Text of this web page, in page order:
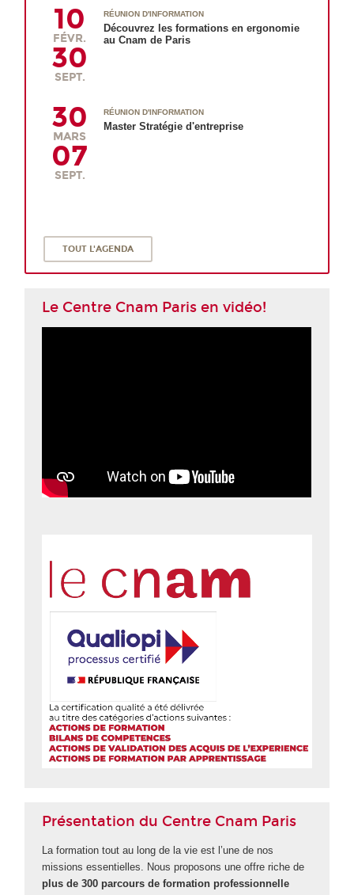
10
FÉVR.
30
SEPT.
RÉUNION D'INFORMATION
Découvrez les formations en ergonomie
au Cnam de Paris
30
MARS
07
SEPT.
RÉUNION D'INFORMATION
Master Stratégie d'entreprise
TOUT L'AGENDA
Le Centre Cnam Paris en vidéo!
Présentation du Centre Cnam Paris
La formation tout au long de la vie est l’une de nos
missions essentielles. Nous proposons une offre riche de
plus de 300 parcours de formation professionnelle